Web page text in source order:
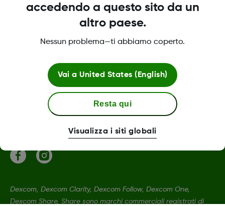
Informazioni su Dexcom
Termini e politiche
Dexcom, Dexcom Clarity, Dexcom Follow, Dexcom One,
Dexcom Share, Share sono marchi commerciali registrati di
accedendo a questo sito da un
altro paese.
Nessun problema—ti abbiamo coperto.
Vai a United States (English)
Resta qui
Visualizza i siti globali